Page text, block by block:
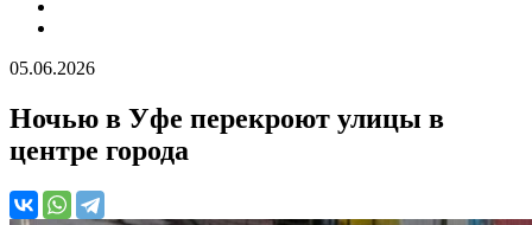
05.06.2026
Ночью в Уфе перекроют улицы в
центре города